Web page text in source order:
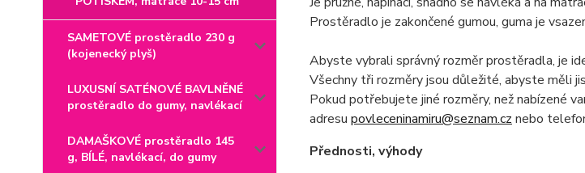
SAMETOVÉ prostěradlo 230 g
(kojenecký plyš)
LUXUSNÍ SATÉNOVÉ BAVLNĚNÉ
prostěradlo do gumy, navlékací
DAMAŠKOVÉ prostěradlo 145
g, BÍLÉ, navlékací, do gumy
Prostěradlo je zakončené gumou, guma je
Abyste vybrali správný rozměr prostěradla, je
Všechny tři rozměry jsou důležité, abyste měli
Pokud potřebujete jiné rozměry, než nabízené
adresu povleceninamiru@seznam.cz nebo
Přednosti, výhody